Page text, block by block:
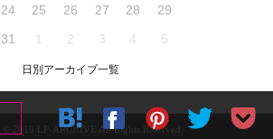
24 25 26 27 28
29
31 1 2 3 4 5
日別アーカイブ一覧
© 2019 LP-ARCHIVE All Rights Reserved.